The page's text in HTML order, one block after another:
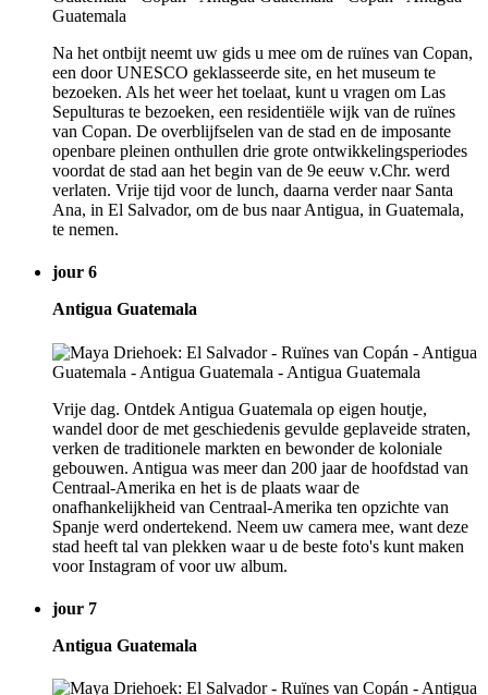
Na het ontbijt neemt uw gids u mee om de ruïnes van Copan,
een door UNESCO geklasseerde site, en het museum te
bezoeken. Als het weer het toelaat, kunt u vragen om Las
Sepulturas te bezoeken, een residentiële wijk van de ruïnes
van Copan. De overblijfselen van de stad en de imposante
openbare pleinen onthullen drie grote ontwikkelingsperiodes
voordat de stad aan het begin van de 9e eeuw v.Chr. werd
verlaten. Vrije tijd voor de lunch, daarna verder naar Santa
Ana, in El Salvador, om de bus naar Antigua, in Guatemala,
te nemen.
jour 6
Antigua Guatemala
Vrije dag. Ontdek Antigua Guatemala op eigen houtje,
wandel door de met geschiedenis gevulde geplaveide straten,
verken de traditionele markten en bewonder de koloniale
gebouwen. Antigua was meer dan 200 jaar de hoofdstad van
Centraal-Amerika en het is de plaats waar de
onafhankelijkheid van Centraal-Amerika ten opzichte van
Spanje werd ondertekend. Neem uw camera mee, want deze
stad heeft tal van plekken waar u de beste foto's kunt maken
voor Instagram of voor uw album.
jour 7
Antigua Guatemala